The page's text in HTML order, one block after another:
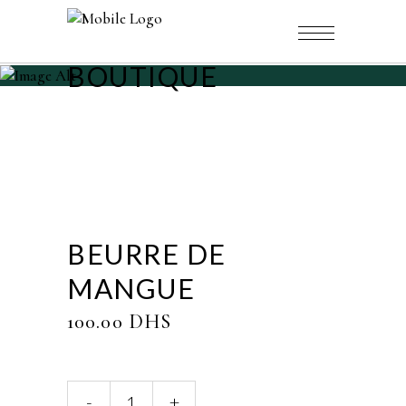
BOUTIQUE
BEURRE DE
MANGUE
100.00 DHS